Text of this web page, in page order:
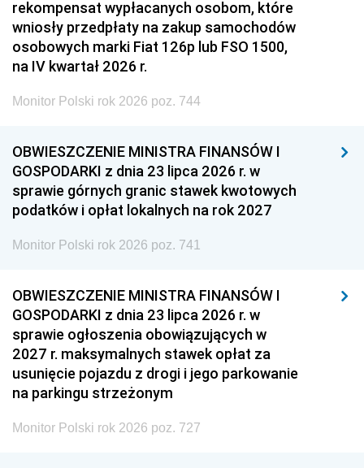
rekompensat wypłacanych osobom, które
wniosły przedpłaty na zakup samochodów
osobowych marki Fiat 126p lub FSO 1500,
na IV kwartał 2026 r.
Monitor Polski rok 2026 poz. 744
OBWIESZCZENIE MINISTRA FINANSÓW I
GOSPODARKI z dnia 23 lipca 2026 r. w
sprawie górnych granic stawek kwotowych
podatków i opłat lokalnych na rok 2027
Monitor Polski rok 2026 poz. 741
OBWIESZCZENIE MINISTRA FINANSÓW I
GOSPODARKI z dnia 23 lipca 2026 r. w
sprawie ogłoszenia obowiązujących w
2027 r. maksymalnych stawek opłat za
usunięcie pojazdu z drogi i jego parkowanie
na parkingu strzeżonym
Monitor Polski rok 2026 poz. 727